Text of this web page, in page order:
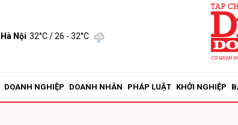
Hà Nội 32°C/ 26 - 32°C
DOANH NGHIỆP DOANH NHÂN PHÁP LUẬT KHỞI NGHIỆP